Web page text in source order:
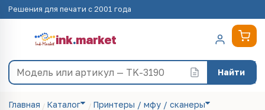
Решения для печати с 2001 года
ink.market
Найти
Главная Каталог
Принтеры / мфу / сканеры